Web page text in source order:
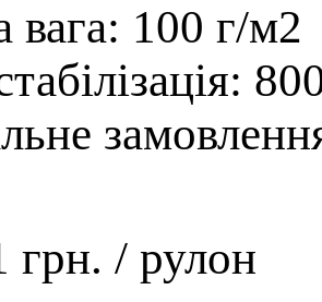
вага: 100 г/м2
грн. / рулон